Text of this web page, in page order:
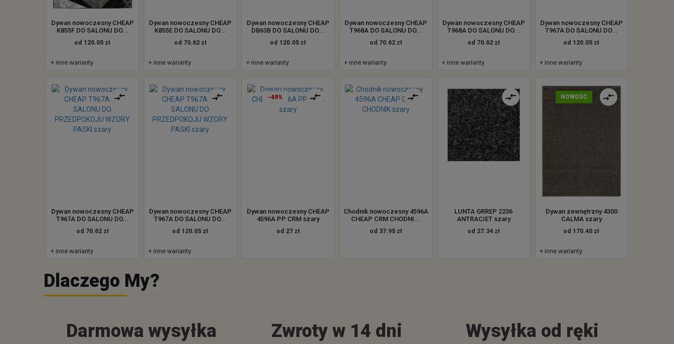
Dywan nowoczesny CHEAP
K855F DO SALONU DO...
od 120.05 zł
+ inne warianty
Dywan nowoczesny CHEAP
K855E DO SALONU DO...
od 70.62 zł
+ inne warianty
Dywan nowoczesny CHEAP
DB63B DO SALONU DO...
od 120.05 zł
+ inne warianty
Dywan nowoczesny CHEAP
T968A DO SALONU DO...
od 70.62 zł
+ inne warianty
Dywan nowoczesny CHEAP
T968A DO SALONU DO...
od 70.62 zł
+ inne warianty
Dywan nowoczesny CHEAP
T967A DO SALONU DO...
od 120.05 zł
+ inne warianty
Dywan nowoczesny CHEAP
T967A DO SALONU DO...
od 70.62 zł
+ inne warianty
Dywan nowoczesny CHEAP
T967A DO SALONU DO...
od 120.05 zł
+ inne warianty
-49%
Dywan nowoczesny CHEAP
4596A PP CRM szary
od 27 zł
Chodnik nowoczesny 4596A
CHEAP CRM CHODNI...
od 37.95 zł
LUNTA GRREP 2236
ANTRACIET szary
od 27.34 zł
NOWOŚĆ
Dywan zewnętrzny 4300
CALMA szary
od 170.40 zł
+ inne warianty
Dlaczego My?
Darmowa wysyłka Zwroty w 14 dni Wysyłka od ręki